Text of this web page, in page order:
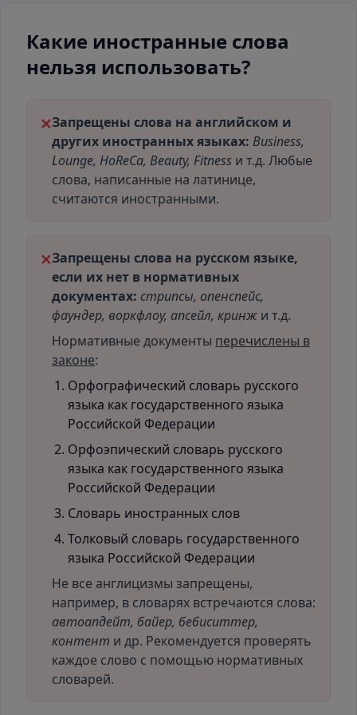
Какие иностранные слова
нельзя использовать?
✕Запрещены слова на английском и
других иностранных языках: Business,
Lounge, HoReCa, Beauty, Fitness и т.д. Любые
слова, написанные на латинице,
считаются иностранными.
✕Запрещены слова на русском языке,
если их нет в нормативных
документах: стрипсы, опенспейс,
фаундер, воркфлоу, апсейл, кринж и т.д.
Нормативные документы перечислены в
законе:
Орфографический словарь русского
языка как государственного языка
Российской Федерации
Орфоэпический словарь русского
языка как государственного языка
Российской Федерации
Словарь иностранных слов
Толковый словарь государственного
языка Российской Федерации
Не все англицизмы запрещены,
например, в словарях встречаются слова:
автоапдейт, байер, бебиситтер,
контент и др. Рекомендуется проверять
каждое слово с помощью нормативных
словарей.